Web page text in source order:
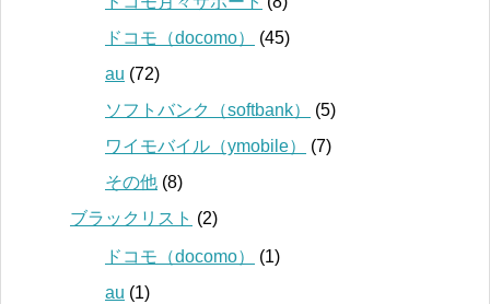
ドコモ（docomo）
(45)
au (72)
ソフトバンク（softbank）
(5)
ワイモバイル（ymobile）
(7)
その他 (8)
ブラックリスト (2)
ドコモ（docomo）
(1)
au (1)